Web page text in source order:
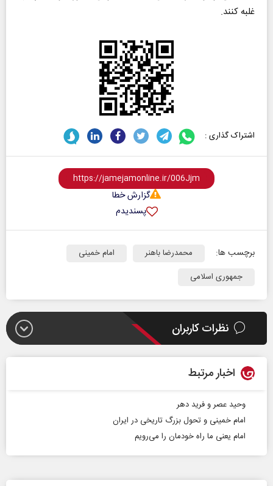
غلبه کنند.
اشتراک گذاری :
گزارش خطا
پسندیدم
برچسب ها: محمدرضا باهنر
امام خمینی
جمهوری اسلامی
نظرات کاربران
اخبار مرتبط
وحید عصر و فرید ‌دهر
امام خمینی و تحول بزرگ تاریخی در ایران
امام یعنی ما راه خودمان را می‌رویم